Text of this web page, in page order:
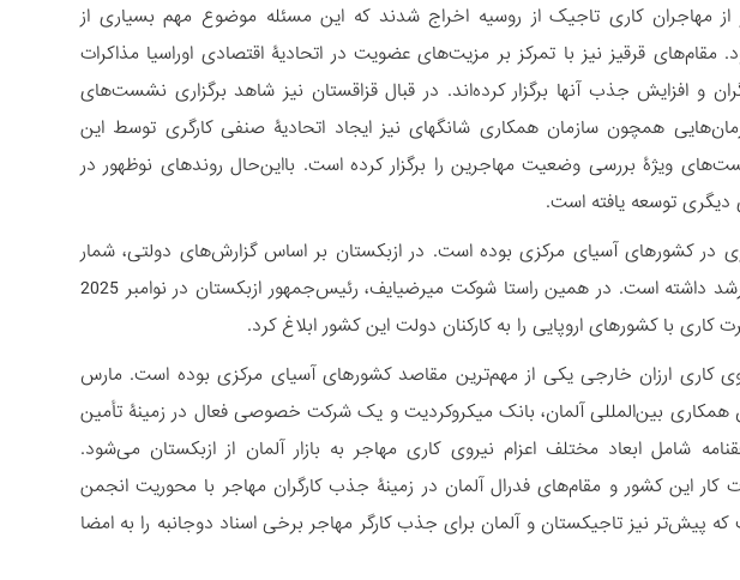
شد. در سال 2024 نیز حدود 30 هزار نفر از مهاجران کاری تاجیک از روسیه اخراج شدند که این مسئله موضوع مهم بسیاری از
مقام‌های عالی‌رتبۀ دو کشور در سال 2025 بود. مقام‌های قرقیز نیز با تمرکز بر مزیت‌های عضویت در اتحادیۀ اقتصادی اوراسیا مذاکرات
و افزایش جذب آنها برگزار کرده‌اند. در قبال قزاقستان نیز شاهد برگزاری نشست‌های
همچون سازمان همکاری شانگهای نیز ایجاد اتحادیۀ صنفی کارگری توسط این
ویژۀ بررسی وضعیت مهاجرین را برگزار کرده است. بااین‌حال روندهای نوظهور در
توسعه یافته است.
در کشورهای آسیای مرکزی بوده است. در ازبکستان بر اساس گزارش‌های دولتی، شمار
مهاجران به کشورهای اروپایی در سال‌های اخیر تا 4 برابر رشد داشته است. در همین راستا شوکت میرضیایف، رئیس‌جمهور ازبکستان در نوامبر 2025
با کشورهای اروپایی را به کارکنان دولت این کشور ابلاغ کرد.
کاری ارزان خارجی یکی از مهم‌ترین مقاصد کشورهای آسیای مرکزی بوده است. مارس
همکاری بین‌المللی آلمان، بانک میکروکردیت و یک شرکت خصوصی فعال در زمینۀ تأمین
شامل ابعاد مختلف اعزام نیروی کاری مهاجر به بازار آلمان از ازبکستان می‌شود.
با محوریت وزارت کار این کشور و مقام‌های فدرال آلمان در زمینۀ جذب کارگران مهاجر با محوریت انجمن
پیش‌تر نیز تاجیکستان و آلمان برای جذب کارگر مهاجر برخی اسناد دوجانبه را به امضا